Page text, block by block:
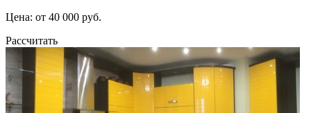
Цена: от 40 000 руб.
Рассчитать